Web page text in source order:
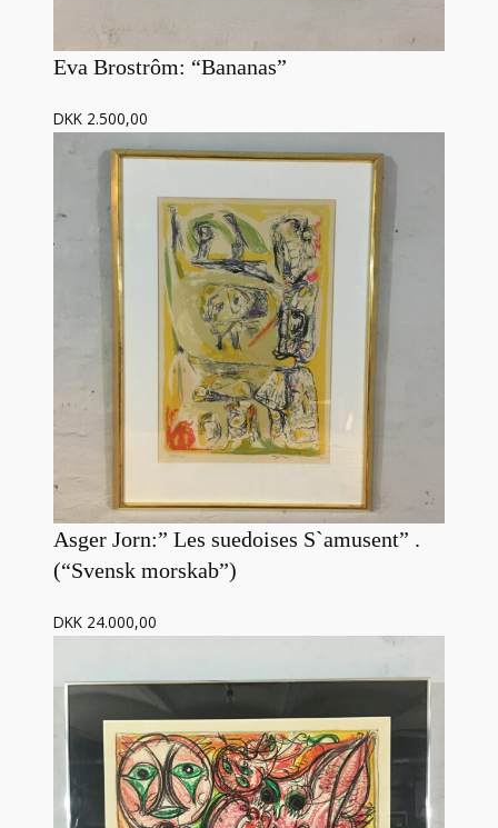
Eva Brostrôm: “Bananas”
DKK 2.500,00
Asger Jorn:” Les suedoises S`amusent” .
(“Svensk morskab”)
DKK 24.000,00